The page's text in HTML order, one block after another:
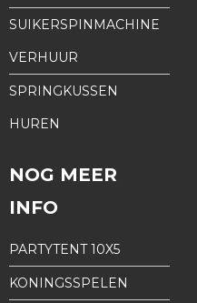
SUIKERSPINMACHINE
VERHUUR
SPRINGKUSSEN
HUREN
NOG MEER
INFO
PARTYTENT 10X5
KONINGSSPELEN